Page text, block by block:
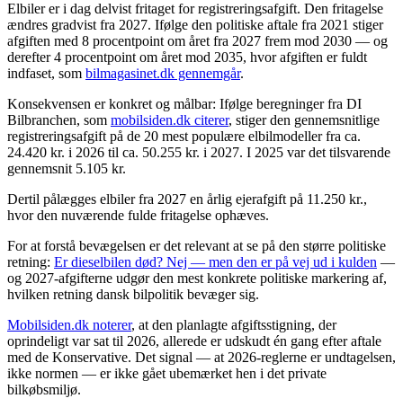
Elbiler er i dag delvist fritaget for registreringsafgift. Den fritagelse
ændres gradvist fra 2027. Ifølge den politiske aftale fra 2021 stiger
afgiften med 8 procentpoint om året fra 2027 frem mod 2030 — og
derefter 4 procentpoint om året mod 2035, hvor afgiften er fuldt
indfaset, som bilmagasinet.dk gennemgår.
Konsekvensen er konkret og målbar: Ifølge beregninger fra DI
Bilbranchen, som mobilsiden.dk citerer, stiger den gennemsnitlige
registreringsafgift på de 20 mest populære elbilmodeller fra ca.
24.420 kr. i 2026 til ca. 50.255 kr. i 2027. I 2025 var det tilsvarende
gennemsnit 5.105 kr.
Dertil pålægges elbiler fra 2027 en årlig ejerafgift på 11.250 kr.,
hvor den nuværende fulde fritagelse ophæves.
For at forstå bevægelsen er det relevant at se på den større politiske
retning: Er dieselbilen død? Nej — men den er på vej ud i kulden —
og 2027-afgifterne udgør den mest konkrete politiske markering af,
hvilken retning dansk bilpolitik bevæger sig.
Mobilsiden.dk noterer, at den planlagte afgiftsstigning, der
oprindeligt var sat til 2026, allerede er udskudt én gang efter aftale
med de Konservative. Det signal — at 2026-reglerne er undtagelsen,
ikke normen — er ikke gået ubemærket hen i det private
bilkøbsmiljø.